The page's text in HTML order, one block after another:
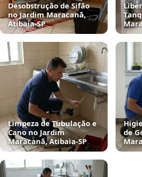
Desobstrução de Sifão
no Jardim Maracanã,
Atibaia‑SP
Limpeza de Tubulação e
Cano no Jardim
Maracanã, Atibaia‑SP
de